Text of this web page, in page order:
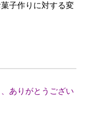
子作りに対する変
ありがとうござい